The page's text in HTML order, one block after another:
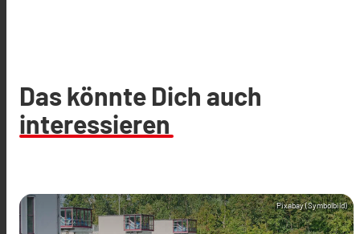
Das könnte Dich auch
interessieren
Pixabay (Symbolbild)